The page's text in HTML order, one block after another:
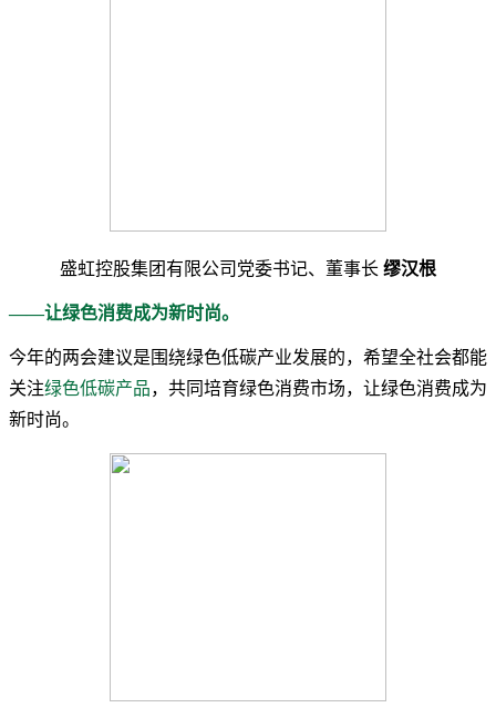
盛虹控股集团有限公司党委书记、董事长 缪汉根
——让绿色消费成为新时尚。
今年的两会建议是围绕绿色低碳产业发展的，希望全社会都能
关注绿色低碳产品，共同培育绿色消费市场，让绿色消费成为
新时尚。